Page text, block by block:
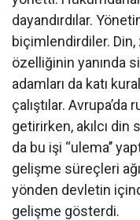
dayandırdılar.
biçimlendirdiler.
özelliğinin yanında
adamları da katı
çalıştılar. Avrupa’da
getirirken, akılcı din
da bu işi ‘‘ulema’’
gelişme süreçleri
yönden devletin
gelişme gösterdi.